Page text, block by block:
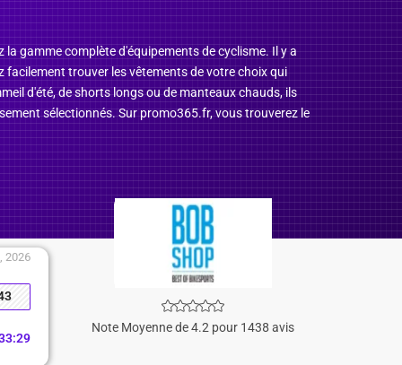
gamme complète d'équipements de cyclisme. Il y a
trouver les vêtements de votre choix qui
d'été, de shorts longs ou de manteaux chauds, ils
sélectionnés. Sur promo365.fr, vous trouverez le
Note Moyenne de 4.2 pour 1438 avis
2026
:28